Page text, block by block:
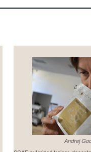
Andrej